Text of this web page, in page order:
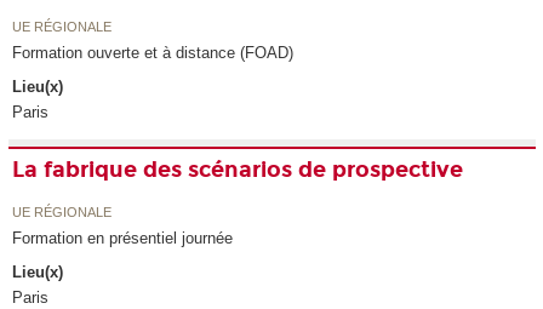
UE RÉGIONALE
Formation ouverte et à distance (FOAD)
Lieu(x)
Paris
La fabrique des scénarios de prospective
UE RÉGIONALE
Formation en présentiel journée
Lieu(x)
Paris